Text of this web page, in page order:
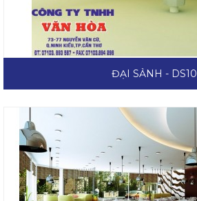
ĐẠI SẢNH - DS10